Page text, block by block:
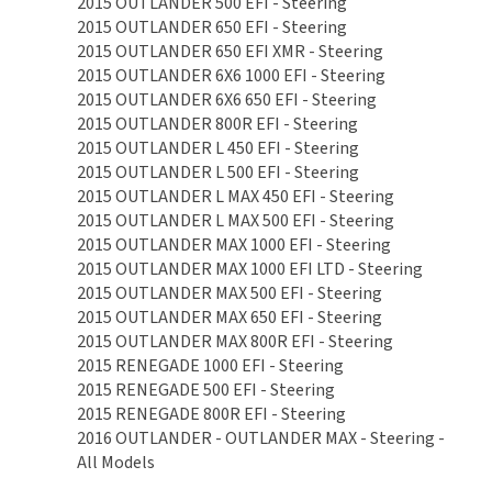
2015 OUTLANDER 650 EFI - Steering
2015 OUTLANDER 650 EFI XMR - Steering
2015 OUTLANDER 6X6 1000 EFI - Steering
2015 OUTLANDER 6X6 650 EFI - Steering
2015 OUTLANDER 800R EFI - Steering
2015 OUTLANDER L 450 EFI - Steering
2015 OUTLANDER L 500 EFI - Steering
2015 OUTLANDER L MAX 450 EFI - Steering
2015 OUTLANDER L MAX 500 EFI - Steering
2015 OUTLANDER MAX 1000 EFI - Steering
2015 OUTLANDER MAX 1000 EFI LTD - Steering
2015 OUTLANDER MAX 500 EFI - Steering
2015 OUTLANDER MAX 650 EFI - Steering
2015 OUTLANDER MAX 800R EFI - Steering
2015 RENEGADE 1000 EFI - Steering
2015 RENEGADE 500 EFI - Steering
2015 RENEGADE 800R EFI - Steering
2016 OUTLANDER - OUTLANDER MAX - Steering -
All Models